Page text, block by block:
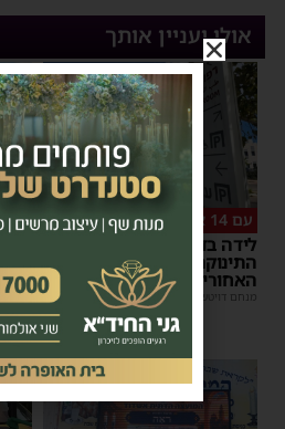
אולי יעניין אותך
עם 14 אנשי צוות רפואיים
לידה בדרך לבית החולים:
התינוקת נולדה במושב
האחורי של הרכב
מנחם דויטש 08:07
יוסי
1